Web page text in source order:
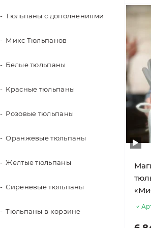
35 роз
31 роза
29 роз
25 роз
21 роза
19 роз
Тюльпаны с дополнениями
Микс Тюльпанов
Белые тюльпаны
Красные тюльпаны
Розовые тюльпаны
Оранжевые тюльпаны
Желтые тюльпаны
Сиреневые тюльпаны
Тюльпаны в корзине